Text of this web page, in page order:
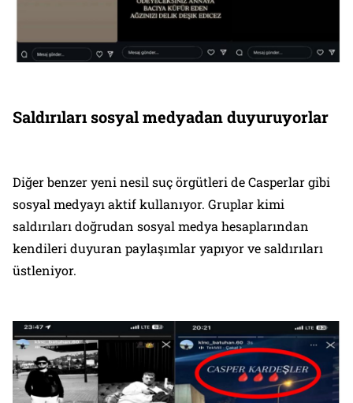
Saldırıları sosyal medyadan duyuruyorlar
Diğer benzer yeni nesil suç örgütleri de Casperlar gibi
sosyal medyayı aktif kullanıyor. Gruplar kimi
saldırıları doğrudan sosyal medya hesaplarından
kendileri duyuran paylaşımlar yapıyor ve saldırıları
üstleniyor.